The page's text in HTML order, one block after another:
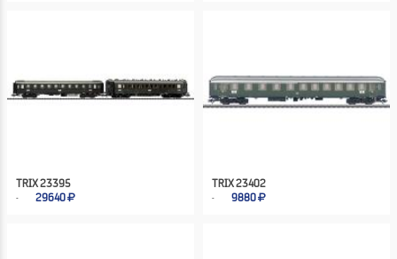
TRIX 23395
29640
TRIX 23402
9880